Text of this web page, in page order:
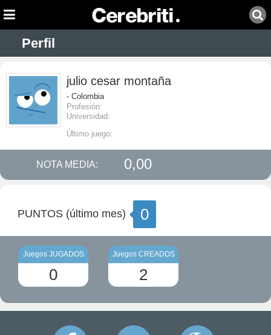
Perfil
julio cesar montaña
- Colombia
Profesión:
Universidad:
Último juego:
NOTA MEDIA: 0,00
PUNTOS (último mes) 0
Juegos JUGADOS
0
Juegos CREADOS
2